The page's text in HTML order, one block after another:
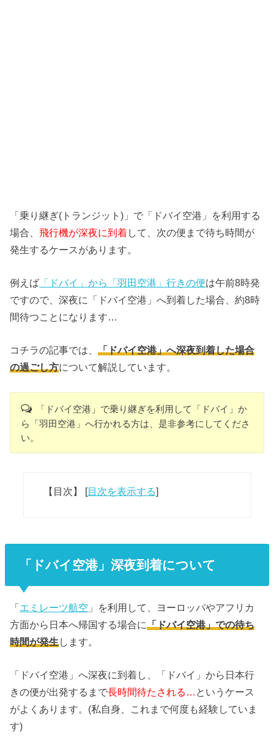
「乗り継ぎ(トランジット)」で「ドバイ空港」を利用する
場合、飛行機が深夜に到着して、次の便まで待ち時間が
発生するケースがあります。
例えば 「ドバイ」から「羽田空港」行きの便は午前8時発
ですので、深夜に「ドバイ空港」へ到着した場合、約8時
間待つことになります…
コチラの記事では、「ドバイ空港」へ深夜到着した場合
の過ごし方について解説しています。
「ドバイ空港」で乗り継ぎを利用して「ドバイ」か
ら「羽田空港」へ行かれる方は、是非参考にしてくださ
い。
【目次】 [目次を表示する]
「ドバイ空港」深夜到着について
「エミレーツ航空 」を利用して、ヨーロッパやアフリカ
方面から日本へ帰国する場合に「ドバイ空港」での待ち
時間が発生します。
「ドバイ空港」へ深夜に到着し、「ドバイ」から日本行
きの便が出発するまで長時間待たされる… というケース
がよくあります。(私自身、これまで何度も経験していま
す)